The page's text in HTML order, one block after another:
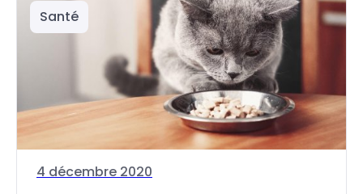
Santé
4 décembre 2020